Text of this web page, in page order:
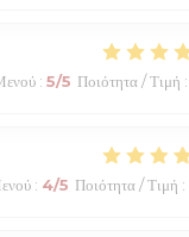
: 5/5 Ποιότητα / Τιμή :
: 4/5 Ποιότητα / Τιμή :